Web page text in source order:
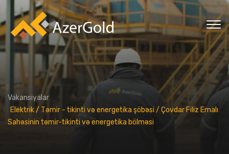
Vakansiyalar
Elektrik / Təmir - tikinti və energetika şöbəsi / Çovdar Filiz Emalı
Sahəsinin təmir-tikinti və energetika bölməsi